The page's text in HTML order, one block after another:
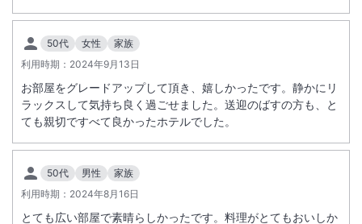
50代 女性
家族
利用時期： 2024年9月13日
お部屋をグレードアップして頂き、嬉しかったです。静かにリ
ラックスして気持ち良く過ごせました。送迎のばすの方も、と
ても親切ですべて良かったホテルでした。
50代 男性
家族
利用時期： 2024年8月16日
とても広い部屋で素晴らしかったです。料理がとてもおいしか